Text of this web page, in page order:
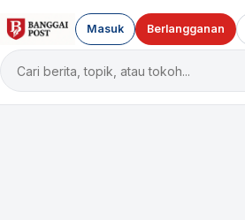
Cari
berita
Masuk Berlangganan